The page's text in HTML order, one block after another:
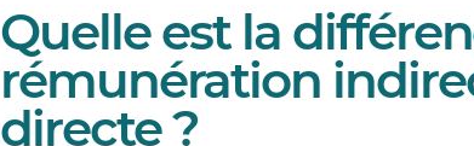
Quelle est la
rémunération
directe ?